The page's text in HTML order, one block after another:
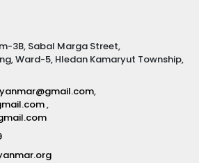
3B, Sabal Marga Street,
Ward-5, Hledan Kamaryut Township,
,
,